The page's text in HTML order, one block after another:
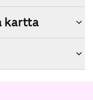
kartta